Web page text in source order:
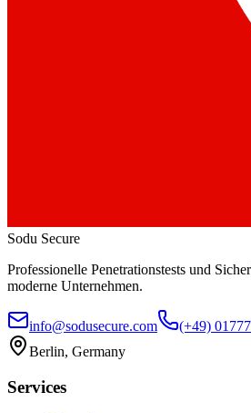
Sodu Secure
Professionelle Penetrationstests und
moderne Unternehmen.
info@sodusecure.com
(+49)
Berlin, Germany
Services